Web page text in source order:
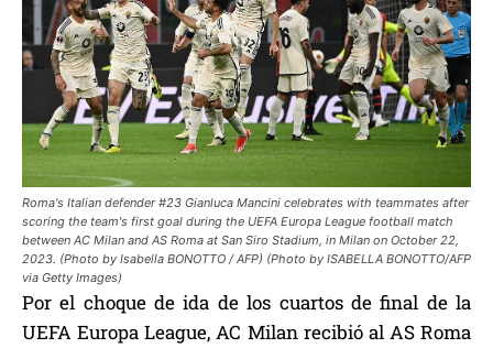
Roma's Italian defender #23 Gianluca Mancini celebrates with teammates after
scoring the team's first goal during the UEFA Europa League football match
between AC Milan and AS Roma at San Siro Stadium, in Milan on October 22,
2023. (Photo by Isabella BONOTTO / AFP) (Photo by ISABELLA BONOTTO/AFP
via Getty Images)
Por el choque de ida de los cuartos de final de la
UEFA Europa League, AC Milan recibió al AS Roma